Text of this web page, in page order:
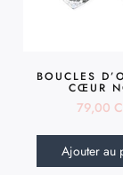
BOUCLES
CŒUR
79,00
Ajouter au